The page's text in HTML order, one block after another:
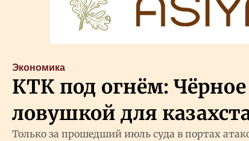
Экономика
КТК под огнём: Чёрное
ловушкой для
Только за прошедший июль суда в портах